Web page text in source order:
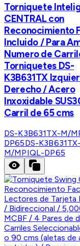
Torniquete
CENTRAL con
Reconocimiento
Incluido / Para
Numero de
Torniquetes DS-
K3B631TX
Derecho / Acero
Inxoxidable
Carril de 65 cms
DS-K3B631TX-M/
DP65DS-K3B631TX-
M/MPIQL-DP65